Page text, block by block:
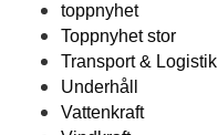
toppnyhet
Toppnyhet stor
Transport & Logistik
Underhåll
Vattenkraft